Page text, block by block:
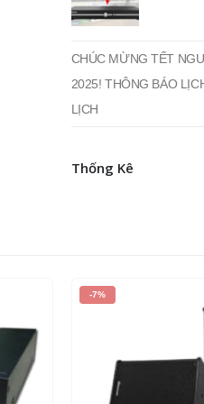
CHÚC MỪNG TẾT
2025! THÔNG BÁO
LỊCH
Thống Kê
HẾT